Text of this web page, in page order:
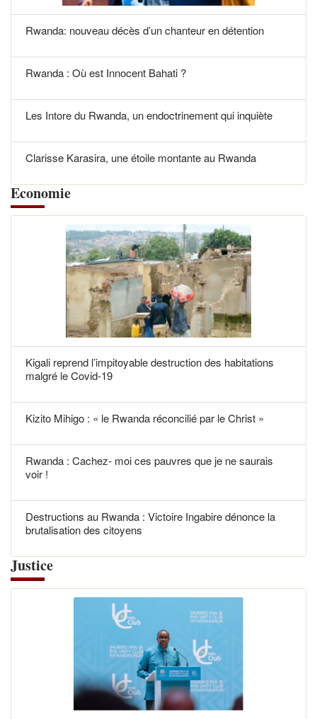
Rwanda: nouveau décès d’un chanteur en détention
Rwanda : Où est Innocent Bahati ?
Les Intore du Rwanda, un endoctrinement qui inquiète
Clarisse Karasira, une étoile montante au Rwanda
Economie
Kigali reprend l’impitoyable destruction des habitations
malgré le Covid-19
Kizito Mihigo : « le Rwanda réconcilié par le Christ »
Rwanda : Cachez- moi ces pauvres que je ne saurais
voir !
Destructions au Rwanda : Victoire Ingabire dénonce la
brutalisation des citoyens
Justice